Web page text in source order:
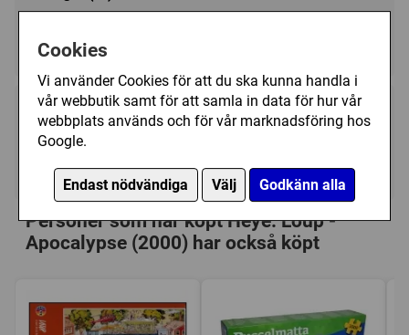
Cookies
Vi använder Cookies för att du ska kunna handla i
vår webbutik samt för att samla in data för hur vår
webbplats används och för vår marknadsföring hos
Google.
Endast nödvändiga Välj Godkänn alla
Tecknat/Loup
329 kr Utgått
Ej tillgänglig
Personer som har köpt Heye: Loup -
Apocalypse (2000) har också köpt